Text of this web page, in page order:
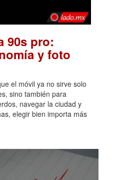
90s pro:
y foto
el móvil ya no sirve solo
sino también para
navegar la ciudad y
elegir bien importa más